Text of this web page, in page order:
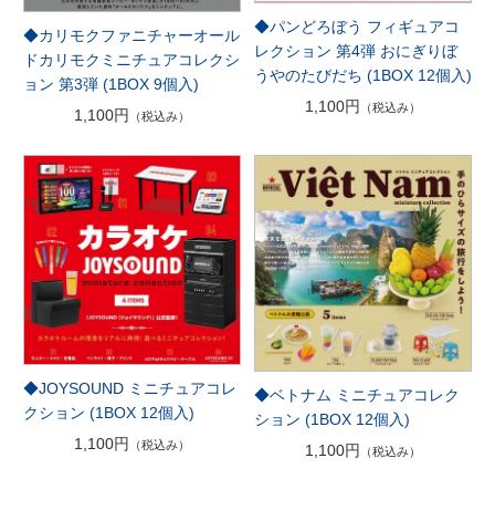
◆カリモクファニチャーオール
ドカリモクミニチュアコレクシ
ョン 第3弾 (1BOX 9個入)
1,100円
（税込み）
◆パンどろぼう フィギュアコ
レクション 第4弾 おにぎりぼ
うやのたびだち (1BOX 12個入)
1,100円
（税込み）
◆JOYSOUND ミニチュアコレ
クション (1BOX 12個入)
1,100円
（税込み）
◆ベトナム ミニチュアコレク
ション (1BOX 12個入)
1,100円
（税込み）